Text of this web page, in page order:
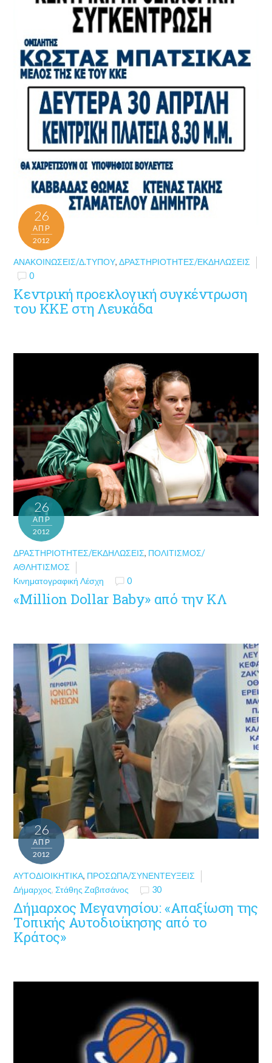
26
ΑΠΡ
2012
ΑΝΑΚΟΙΝΏΣΕΙΣ/Δ.ΤΎΠΟΥ,ΔΡΑΣΤΗΡΙΌΤΗΤΕΣ/ΕΚΔΗΛΏΣΕΙΣ
0
Κεντρική προεκλογική συγκέντρωση
του ΚΚΕ στη Λευκάδα
26
ΑΠΡ
2012
ΔΡΑΣΤΗΡΙΌΤΗΤΕΣ/ΕΚΔΗΛΏΣΕΙΣ, ΠΟΛΙΤΙΣΜΌΣ/
ΑΘΛΗΤΙΣΜΌΣ
Κινηματογραφική Λέσχη
0
«Million Dollar Baby» από την ΚΛ
26
ΑΠΡ
2012
ΑΥΤΟΔΙΟΙΚΗΤΙΚΆ, ΠΡΌΣΩΠΑ/ΣΥΝΕΝΤΕΎΞΕΙΣ
Δήμαρχος,Στάθης Ζαβιτσάνος 30
Δήμαρχος Μεγανησίου: «Απαξίωση της
Τοπικής Αυτοδιοίκησης από το
Κράτος»